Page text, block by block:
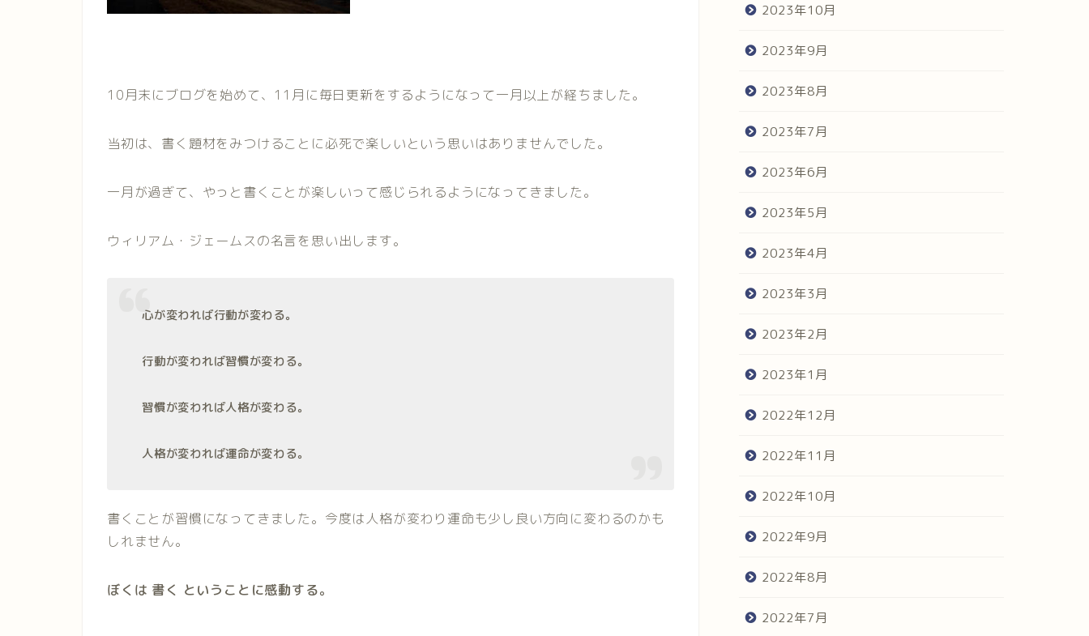
10月末にブログを始めて、11月に毎日更新をするようになって一月以上が経ちました。
当初は、書く題材をみつけることに必死で楽しいという思いはありませんでした。
一月が過ぎて、やっと書くことが楽しいって感じられるようになってきました。
ウィリアム・ジェームスの名言を思い出します。
心が変われば行動が変わる。
行動が変われば習慣が変わる。
習慣が変われば人格が変わる。
人格が変われば運命が変わる。
書くことが習慣になってきました。今度は人格が変わり運命も少し良い方向に変わるのかも
しれません。
ぼくは 書く ということに感動する。
2023年10月
2023年9月
2023年8月
2023年7月
2023年6月
2023年5月
2023年4月
2023年3月
2023年2月
2023年1月
2022年12月
2022年11月
2022年10月
2022年9月
2022年8月
2022年7月